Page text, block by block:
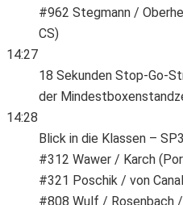
#962 Stegmann /
CS)
14:27
18 Sekunden Stop-Go-
der
14:28
Blick in die Klassen –
#312 Wawer / Karch
#321 Poschik / von
#808 Wulf / Rosenbach